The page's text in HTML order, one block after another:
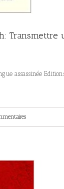
Transmettre
assassinée